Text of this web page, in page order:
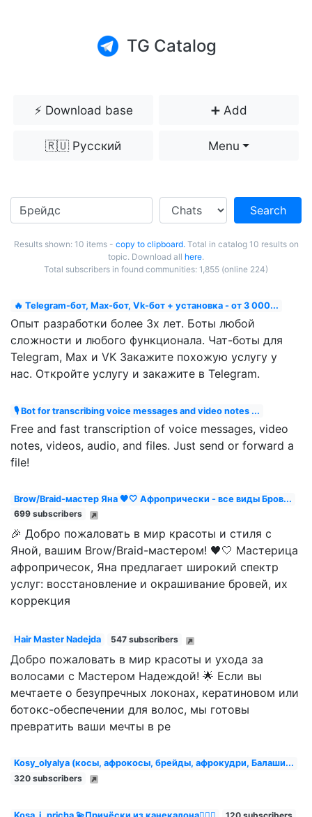
TG Catalog
⚡️ Download base ➕ Add
🇷🇺 Русский Menu
Search
Results shown: 10 items - copy to clipboard.Total in catalog 10 results on
topic. Download all here.
Total subscribers in found communities: 1,855 (online 224)
🔥 Telegram-бот, Max-бот, Vk-бот + установка - от 3 000...
Опыт разработки более 3х лет. Боты любой
сложности и любого функционала. Чат-боты для
Telegram, Max и VK Закажите похожую услугу у
нас. Откройте услугу и закажите в Telegram.
🎙 Bot for transcribing voice messages and video notes ...
Free and fast transcription of voice messages, video
notes, videos, audio, and files. Just send or forward a
file!
Brow/Braid-мастер Яна 🖤🤍 Афропрически - все виды Бров...
699 subscribers
🎉 Добро пожаловать в мир красоты и стиля с
Яной, вашим Brow/Braid-мастером! 🖤🤍 Мастерица
афропричесок, Яна предлагает широкий спектр
услуг: восстановление и окрашивание бровей, их
коррекция
Hair Master Nadejda 547 subscribers
Добро пожаловать в мир красоты и ухода за
волосами с Мастером Надеждой! 🌟 Если вы
мечтаете о безупречных локонах, кератиновом или
ботокс-обеспечении для волос, мы готовы
превратить ваши мечты в ре
Kosy_olyalya (косы, афрокосы, брейды, афрокудри, Балаши...
320 subscribers